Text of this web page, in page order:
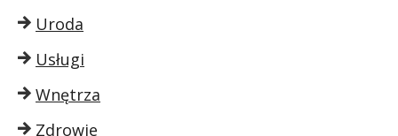
Uroda
Usługi
Wnętrza
Zdrowie